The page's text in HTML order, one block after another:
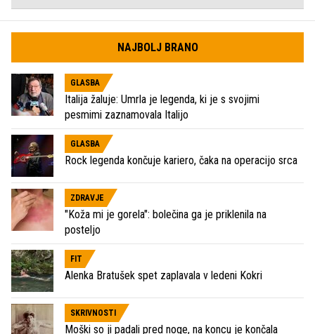
NAJBOLJ BRANO
GLASBA
Italija žaluje: Umrla je legenda, ki je s svojimi
pesmimi zaznamovala Italijo
GLASBA
Rock legenda končuje kariero, čaka na operacijo srca
ZDRAVJE
"Koža mi je gorela": bolečina ga je priklenila na
posteljo
FIT
Alenka Bratušek spet zaplavala v ledeni Kokri
SKRIVNOSTI
Moški so ji padali pred noge, na koncu je končala